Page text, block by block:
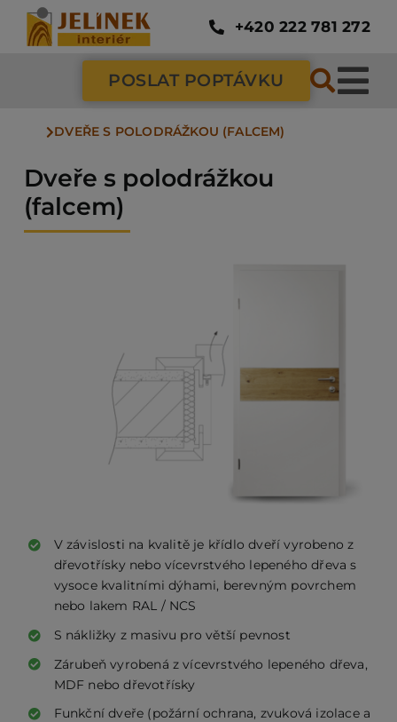
Přeskočit
obsah
+420 222 781 272
POSLAT POPTÁVKU
DVEŘE S POLODRÁŽKOU (FALCEM)
Dveře s polodrážkou
(falcem)
V závislosti na kvalitě je křídlo dveří vyrobeno z
dřevotřísky nebo vícevrstvého lepeného dřeva s
vysoce kvalitními dýhami, berevným povrchem
nebo lakem RAL / NCS
S nákližky z masivu pro větší pevnost
Zárubeň vyrobená z vícevrstvého lepeného dřeva,
MDF nebo dřevotřísky
Funkční dveře (požární ochrana, zvuková izolace a